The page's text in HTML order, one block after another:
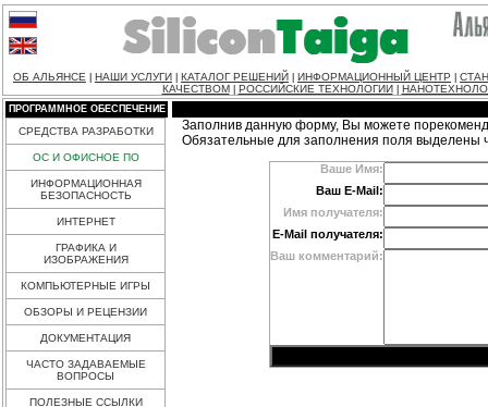
ОБ АЛЬЯНСЕ НАШИ УСЛУГИ КАТАЛОГ РЕШЕНИЙ ИНФОРМАЦИОННЫЙ ЦЕНТР
КАЧЕСТВОМ
РОССИЙСКИЕ ТЕХНОЛОГИИ
ПРОГРАММНОЕ ОБЕСПЕЧЕНИЕ
СРЕДСТВА РАЗРАБОТКИ
ОС И ОФИСНОЕ ПО
ИНФОРМАЦИОННАЯ
БЕЗОПАСНОСТЬ
ИНТЕРНЕТ
ГРАФИКА И
ИЗОБРАЖЕНИЯ
КОМПЬЮТЕРНЫЕ ИГРЫ
ОБЗОРЫ И РЕЦЕНЗИИ
ДОКУМЕНТАЦИЯ
ЧАСТО ЗАДАВАЕМЫЕ
ВОПРОСЫ
ПОЛЕЗНЫЕ ССЫЛКИ
Заполнив данную форму, Вы можете
Обязательные для заполнения поля выделены
Ваше Имя:
Ваш E-Mail:
Имя получателя:
E-Mail получателя:
Ваш комментарий: